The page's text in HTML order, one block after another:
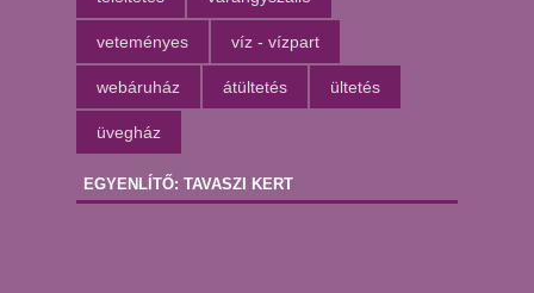
veteményes víz - vízpart
webáruház átültetés ültetés
üvegház
EGYENLÍTŐ: TAVASZI KERT